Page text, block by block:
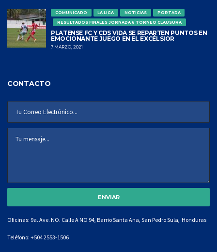
COMUNICADO LA LIGA NOTICIAS
PORTADA
RESULTADOS FINALES JORNADA 6 TORNEO CLAUSURA
PLATENSE FC Y CDS VIDA SE REPARTEN PUNTOS EN
EMOCIONANTE JUEGO EN EL EXCÉLSIOR
7 MARZO, 2021
CONTACTO
Oficinas: 9a. Ave. NO. Calle A NO 94, Barrio Santa Ana, San Pedro Sula, Honduras
Teléfono: +504 2553-1506